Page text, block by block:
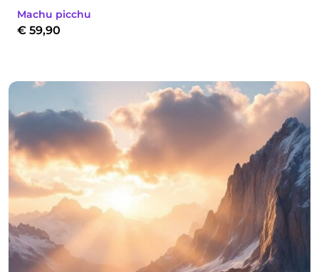
Machu picchu
€ 59,90